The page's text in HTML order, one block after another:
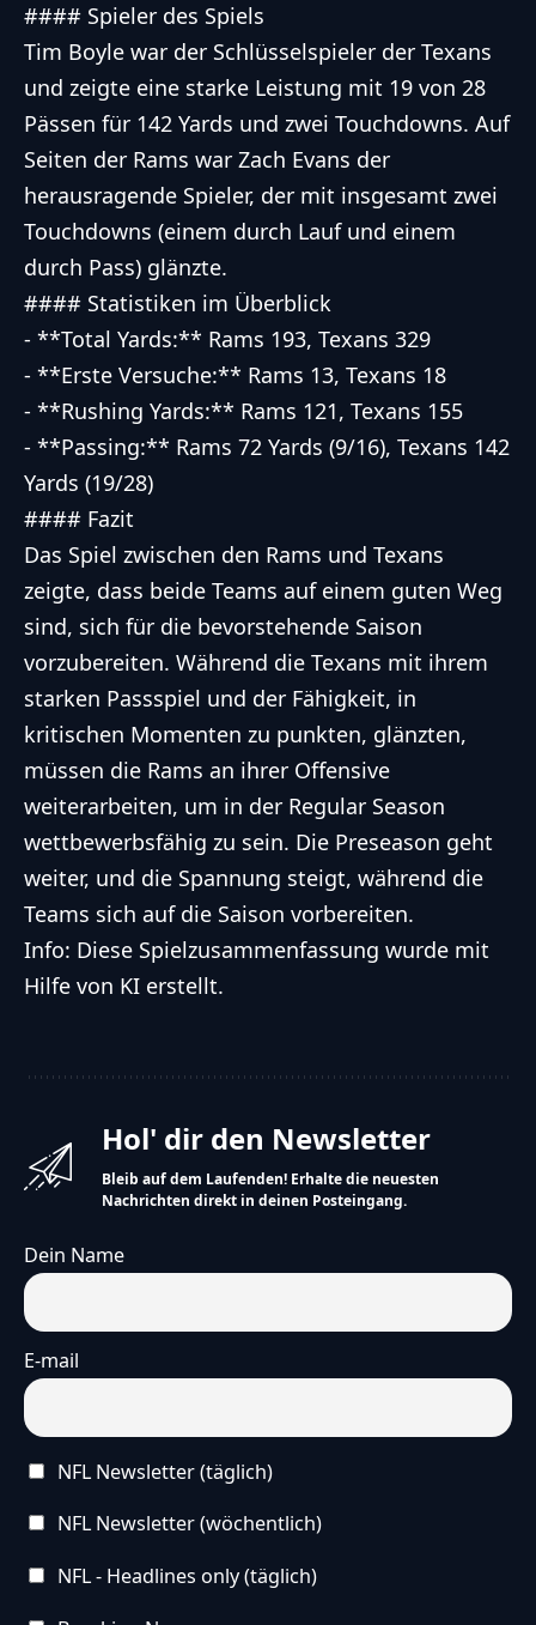
#### Spieler des Spiels
Tim Boyle war der Schlüsselspieler der Texans
und zeigte eine starke Leistung mit 19 von 28
Pässen für 142 Yards und zwei Touchdowns. Auf
Seiten der Rams war Zach Evans der
herausragende Spieler, der mit insgesamt zwei
Touchdowns (einem durch Lauf und einem
durch Pass) glänzte.
#### Statistiken im Überblick
- **Total Yards:** Rams 193, Texans 329
- **Erste Versuche:** Rams 13, Texans 18
- **Rushing Yards:** Rams 121, Texans 155
- **Passing:** Rams 72 Yards (9/16), Texans 142
Yards (19/28)
#### Fazit
Das Spiel zwischen den Rams und Texans
zeigte, dass beide Teams auf einem guten Weg
sind, sich für die bevorstehende Saison
vorzubereiten. Während die Texans mit ihrem
starken Passspiel und der Fähigkeit, in
kritischen Momenten zu punkten, glänzten,
müssen die Rams an ihrer Offensive
weiterarbeiten, um in der Regular Season
wettbewerbsfähig zu sein. Die Preseason geht
weiter, und die Spannung steigt, während die
Teams sich auf die Saison vorbereiten.
Info: Diese Spielzusammenfassung wurde mit
Hilfe von KI erstellt.
Hol' dir den Newsletter
Bleib auf dem Laufenden! Erhalte die neuesten
Nachrichten direkt in deinen Posteingang.
Dein Name
E-mail
NFL Newsletter (täglich)
NFL Newsletter (wöchentlich)
NFL - Headlines only (täglich)